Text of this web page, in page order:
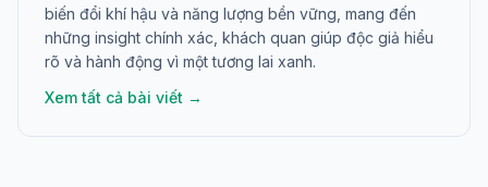
biến đổi khí hậu và năng lượng bền vững, mang đến
những insight chính xác, khách quan giúp độc giả hiểu
rõ và hành động vì một tương lai xanh.
Xem tất cả bài viết →